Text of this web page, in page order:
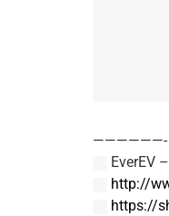
——————-
EverEV
http://
https://